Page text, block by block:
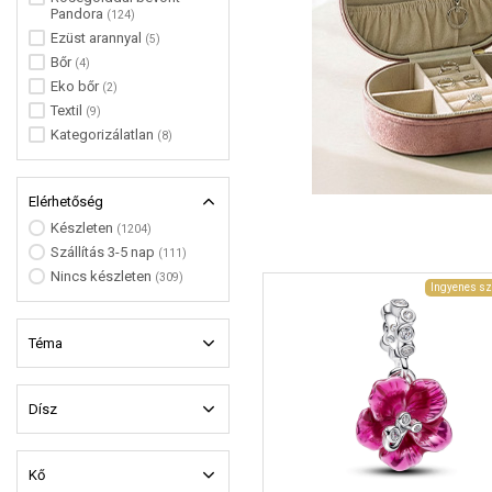
Pandora (124)
Ezüst arannyal (5)
Bőr(4)
Eko bőr(2)
Textil (9)
Kategorizálatlan (8)
Elérhetőség
Készleten (1204)
Szállítás 3-5 nap (111)
Nincs készleten (309)
Téma
Dísz
Kő
Ingyenes